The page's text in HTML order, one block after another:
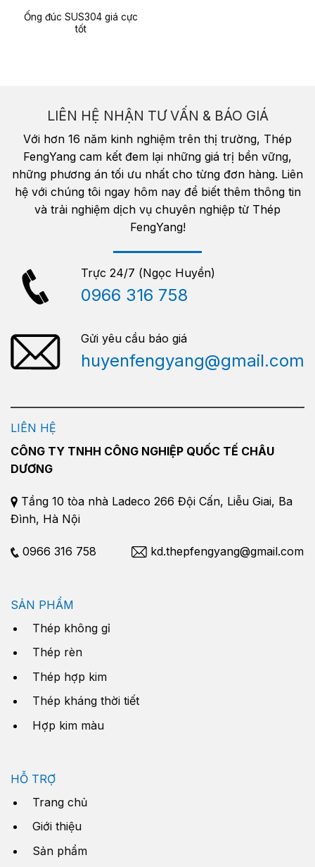
Ống đúc SUS304 giá cực
tốt
LIÊN HỆ NHẬN TƯ VẤN & BÁO GIÁ
Với hơn 16 năm kinh nghiệm trên thị trường, Thép
FengYang cam kết đem lại những giá trị bền vững,
những phương án tối ưu nhất cho từng đơn hàng. Liên
hệ với chúng tôi ngay hôm nay để biết thêm thông tin
và trải nghiệm dịch vụ chuyên nghiệp từ Thép
FengYang!
Trực 24/7 (Ngọc Huyền)
0966 316 758
Gửi yêu cầu báo giá
huyenfengyang@gmail.com
LIÊN HỆ
CÔNG TY TNHH CÔNG NGHIỆP QUỐC TẾ CHÂU
DƯƠNG
Tầng 10 tòa nhà Ladeco 266 Đội Cấn, Liễu Giai, Ba
Đình, Hà Nội
0966 316 758 kd.thepfengyang@gmail.com
SẢN PHẨM
Thép không gỉ
Thép rèn
Thép hợp kim
Thép kháng thời tiết
Hợp kim màu
HỖ TRỢ
Trang chủ
Giới thiệu
Sản phẩm